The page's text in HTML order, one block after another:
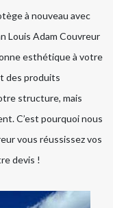
à nouveau avec
Louis Adam Couvreur
esthétique à votre
des produits
structure, mais
C’est pourquoi nous
vous réussissez vos
devis !